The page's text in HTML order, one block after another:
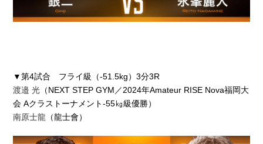
▼第4試合 フライ級（-51.5kg）3分3R
渡邉 光 （NEXT STEP GYM／2024年Amateur RISE Nova福岡大
会 Aクラストーナメント-55㎏級優勝）
南原士龍 （龍士會）